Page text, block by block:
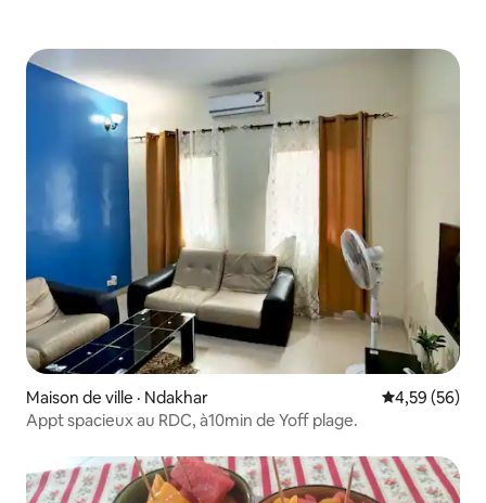
Maison de ville · Ndakhar Note
4,59 (56)
Appt spacieux au RDC, à10min de Yoff plage.